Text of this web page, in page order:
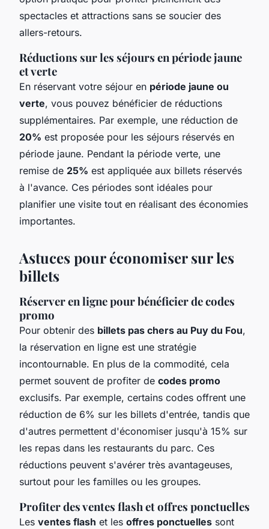
spectacles et attractions sans se soucier des
allers-retours.
Réductions sur les séjours en période jaune
et verte
En réservant votre séjour en période jaune ou
verte, vous pouvez bénéficier de réductions
supplémentaires. Par exemple, une réduction de
20% est proposée pour les séjours réservés en
période jaune. Pendant la période verte, une
remise de 25% est appliquée aux billets réservés
à l'avance. Ces périodes sont idéales pour
planifier une visite tout en réalisant des économies
importantes.
Astuces pour économiser sur les
billets
Réserver en ligne pour bénéficier de codes
promo
Pour obtenir des billets pas chers au Puy du Fou,
la réservation en ligne est une stratégie
incontournable. En plus de la commodité, cela
permet souvent de profiter de codes promo
exclusifs. Par exemple, certains codes offrent une
réduction de 6% sur les billets d'entrée, tandis que
d'autres permettent d'économiser jusqu'à 15% sur
les repas dans les restaurants du parc. Ces
réductions peuvent s'avérer très avantageuses,
surtout pour les familles ou les groupes.
Profiter des ventes flash et offres ponctuelles
Les ventes flash et les offres ponctuelles sont